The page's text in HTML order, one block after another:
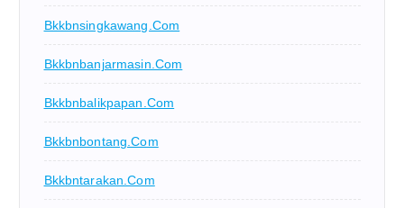
Bkkbnsingkawang.com
Bkkbnbanjarmasin.com
Bkkbnbalikpapan.com
Bkkbnbontang.com
Bkkbntarakan.com